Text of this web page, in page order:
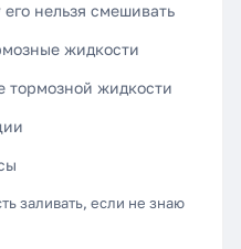
нельзя смешивать
жидкости
тормозной жидкости
заливать, если не знаю